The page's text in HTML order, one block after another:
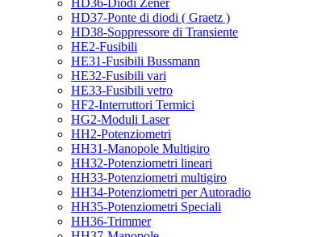
HD36-Diodi Zener
HD37-Ponte di diodi ( Graetz )
HD38-Soppressore di Transiente
HE2-Fusibili
HE31-Fusibili Bussmann
HE32-Fusibili vari
HE33-Fusibili vetro
HF2-Interruttori Termici
HG2-Moduli Laser
HH2-Potenziometri
HH31-Manopole Multigiro
HH32-Potenziometri lineari
HH33-Potenziometri multigiro
HH34-Potenziometri per Autoradio
HH35-Potenziometri Speciali
HH36-Trimmer